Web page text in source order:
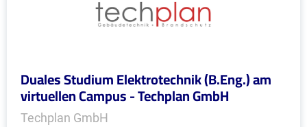
Duales Studium Elektrotechnik (B.Eng.) am
virtuellen Campus - Techplan GmbH
Techplan GmbH